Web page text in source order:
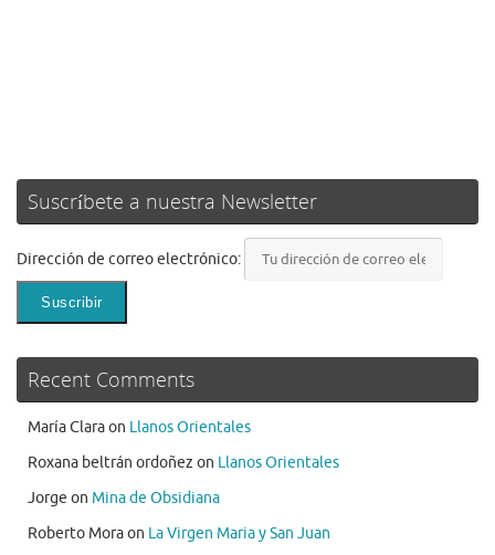
Suscríbete a nuestra Newsletter
Dirección de correo electrónico:
Recent Comments
María Claraon Llanos Orientales
Roxana beltrán ordoñez on Llanos Orientales
Jorge on Mina de Obsidiana
Roberto Moraon La Virgen Maria y San Juan